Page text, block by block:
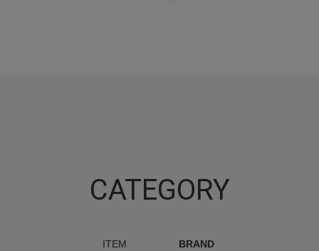
CATEGORY
ITEM BRAND